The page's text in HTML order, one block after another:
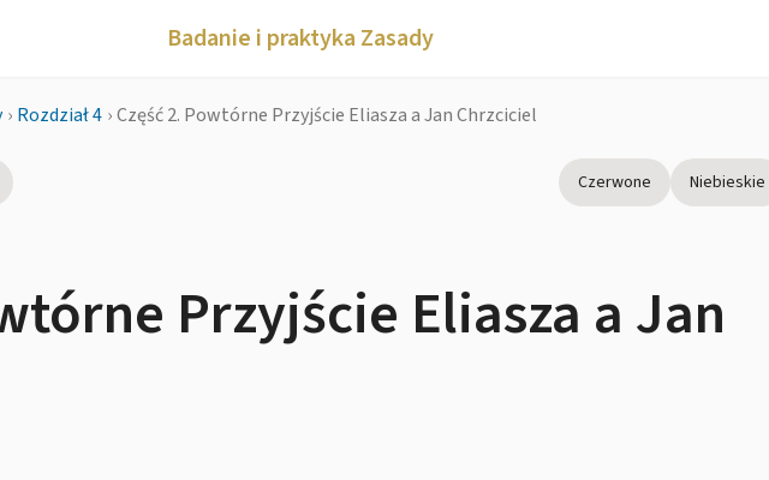
Badanie i praktyka Zasady
› Rozdział 4 ›Część 2. Powtórne Przyjście Eliasza a Jan Chrzciciel
Czerwone Niebieskie
Przyjście Eliasza a Jan